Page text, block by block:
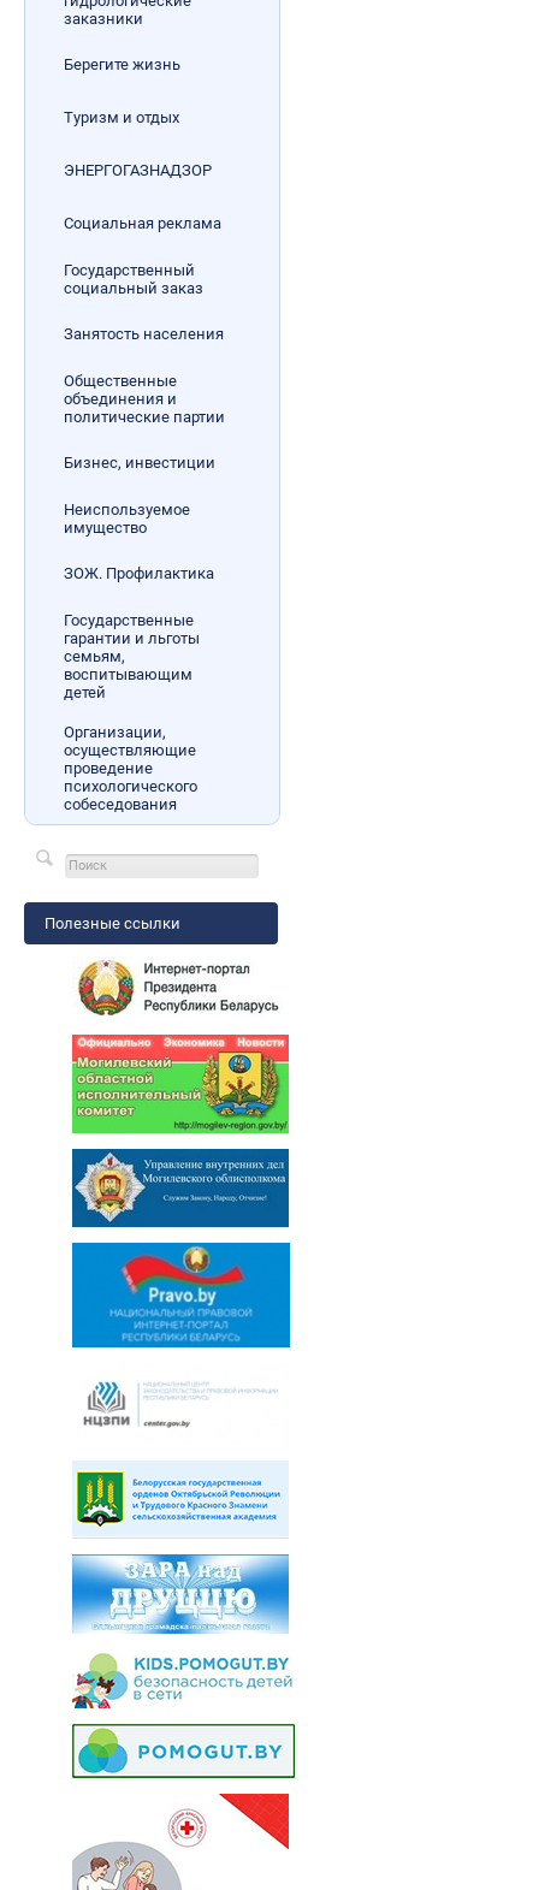
заказники
Берегите жизнь
Туризм и отдых
ЭНЕРГОГАЗНАДЗОР
Социальная реклама
Государственный
социальный заказ
Занятость населения
Общественные
объединения и
политические партии
Бизнес, инвестиции
Неиспользуемое
имущество
ЗОЖ. Профилактика
Государственные
гарантии и льготы
семьям,
воспитывающим
детей
Организации,
осуществляющие
проведение
психологического
собеседования
Полезные ссылки